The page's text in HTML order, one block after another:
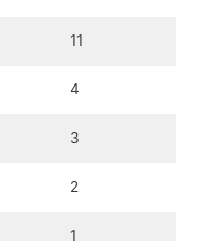
11
4
3
2
1